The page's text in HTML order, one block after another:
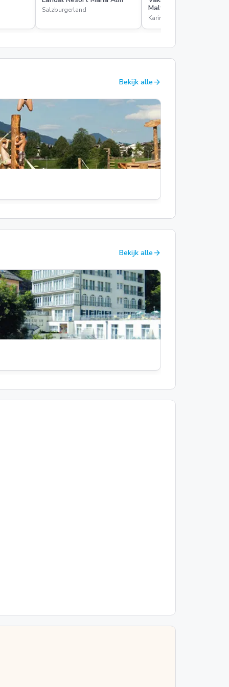
Salzburgerland
Maltschachersee
Karinthie
Bekijk alle arrow_forward
Bekijk alle arrow_forward